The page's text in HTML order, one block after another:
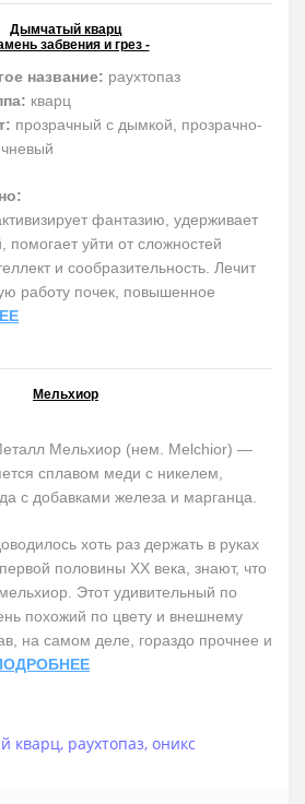
Дымчатый кварц
забвения и грез -
название: раухтопаз
кварц
прозрачный с дымкой, прозрачно-
фантазию, удерживает
помогает уйти от сложностей
и сообразительность. Лечит
работу почек, повышенное
Мельхиор
Мельхиор (нем. Melchior) —
сплавом меди с никелем,
с добавками железа и марганца.
хоть раз держать в руках
половины ХХ века, знают, что
Этот удивительный по
похожий по цвету и внешнему
на самом деле, гораздо прочнее и
кварц, раухтопаз, оникс